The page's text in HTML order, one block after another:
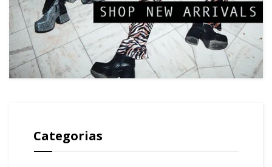
Categorias